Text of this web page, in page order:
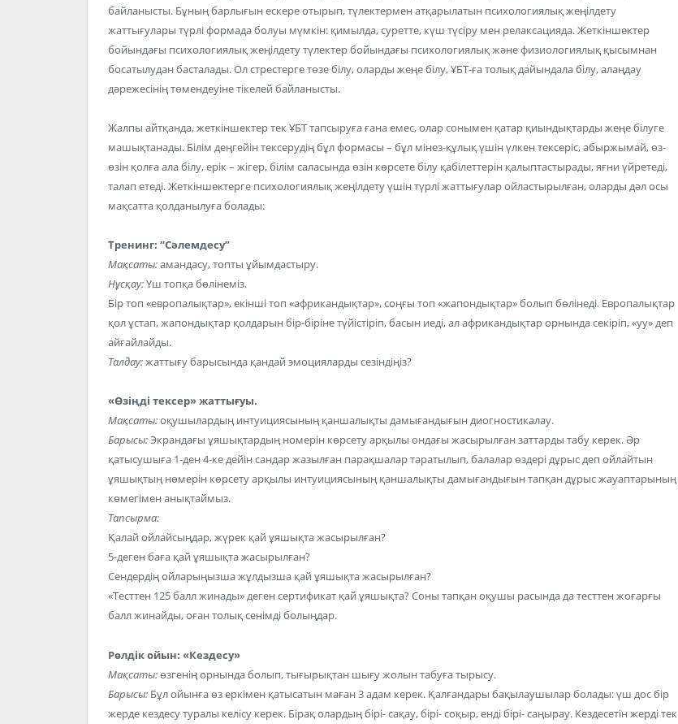
байланысты. Бұның барлығын ескере отырып, түлектермен атқарылатын психологиялық жеңілдету
жаттығулары түрлі формада болуы мүмкін: қимылда, суретте, күш түсіру мен релаксацияда. Жеткіншектер
бойындағы психологиялық жеңілдету түлектер бойындағы психологиялық және физиологиялық қысымнан
босатылудан басталады. Ол стрестерге төзе білу, оларды жеңе білу, ҰБТ-ға толық дайындала білу, алаңдау
дәрежесінің төмендеуіне тікелей байланысты.
Жалпы айтқанда, жеткіншектер тек ҰБТ тапсыруға ғана емес, олар сонымен қатар қиындықтарды жеңе білуге
машықтанады. Білім деңгейін тексерудің бұл формасы – бұл мінез-құлық үшін үлкен тексеріс, абыржымай, өз-
өзін қолға ала білу, ерік – жігер, білім саласында өзін көрсете білу қабілеттерін қалыптастырады, яғни үйретеді,
талап етеді. Жеткіншектерге психологиялық жеңілдету үшін түрлі жаттығулар ойластырылған, оларды дәл осы
мақсатта қолданылуға болады:
Тренинг: “Сәлемдесу”
Мақсаты:амандасу, топты ұйымдастыру.
Нұсқау:Үш топқа бөлінеміз.
Бір топ «европалықтар», екінші топ «африкандықтар», соңғы топ «жапондықтар» болып бөлінеді. Европалықтар
қол ұстап, жапондықтар қолдарын бір-біріне түйістіріп, басын иеді, ал африкандықтар орнында секіріп, «уу» деп
айғайлайды.
Талдау:жаттығу барысында қандай эмоцияларды сезіндіңіз?
«Өзіңді тексер» жаттығуы.
Мақсаты:оқушылардың интуициясының қаншалықты дамығандығын диогностикалау.
Барысы:Экрандағы ұяшықтардың номерін көрсету арқылы ондағы жасырылған заттарды табу керек. Әр
қатысушыға 1-ден 4-ке дейін сандар жазылған парақшалар таратылып, балалар өздері дұрыс деп ойлайтын
ұяшықтың нөмерін көрсету арқылы интуициясының қаншалықты дамығандығын тапқан дұрыс жауаптарының
көмегімен анықтаймыз.
Тапсырма:
Қалай ойлайсыңдар, жүрек қай ұяшықта жасырылған?
5-деген баға қай ұяшықта жасырылған?
Сендердің ойларыңызша жұлдызша қай ұяшықта жасырылған?
«Тесттен 125 балл жинады» деген сертификат қай ұяшықта? Соны тапқан оқушы расында да тесттен жоғарғы
балл жинайды, оған толық сенімді болыңдар.
Рөлдік ойын: «Кездесу»
Мақсаты:өзгенің орнында болып, тығырықтан шығу жолын табуға тырысу.
Барысы: Бұл ойынға өз еркімен қатысатын маған 3 адам керек. Қалғандары бақылаушылар болады: үш дос бір
жерде кездесу туралы келісу керек. Бірақ олардың бірі- сақау, бірі- соқыр, енді бірі- саңырау. Кездесетін жерді тек